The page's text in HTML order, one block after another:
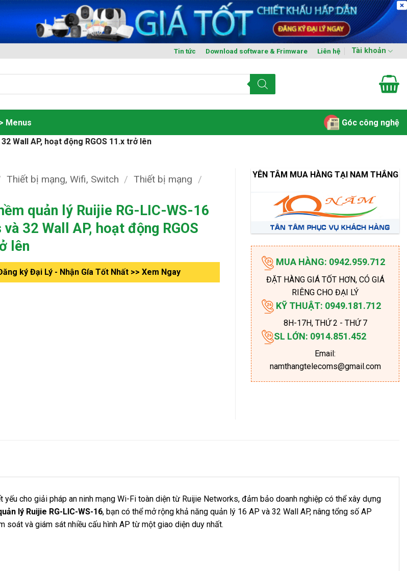
Tin tức Download software & Frimware Liên hệ Tài khoản
Menus
Góc công nghệ
Wall AP, hoạt động RGOS 11.x trở lên
Thiết bị mạng, Wifi, Switch / Thiết bị mạng /
quản lý Ruijie RG-LIC-WS-16
và 32 Wall AP, hoạt động RGOS
lên
ký Đại Lý - Nhận Gía Tốt Nhất >> Xem Ngay
YÊN TÂM MUA HÀNG TẠI NAM THẮNG
MUA HÀNG: 0942.959.712
ĐẶT HÀNG GIÁ TỐT HƠN, CÓ GIÁ
RIÊNG CHO ĐẠI LÝ
KỸ THUẬT: 0949.181.712
8H-17H, THỨ 2 - THỨ 7
SL LỚN: 0914.851.452
Email:
namthangtelecoms@gmail.com
yếu cho giải pháp an ninh mạng Wi-Fi toàn diện từ Ruijie Networks, đảm bảo doanh nghiệp có thể xây dựng
lý Ruijie RG-LIC-WS-16, bạn có thể mở rộng khả năng quản lý 16 AP và 32 Wall AP, nâng tổng số AP
soát và giám sát nhiều cấu hình AP từ một giao diện duy nhất.